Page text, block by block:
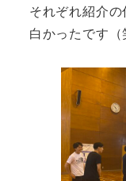
それぞれ紹介
白かったです（